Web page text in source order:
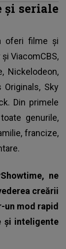
şi seriale
oferi filme şi
ViacomCBS,
Nickelodeon,
Sky
Din primele
genurile,
francize,
ne
creării
mod rapid
şi inteligente